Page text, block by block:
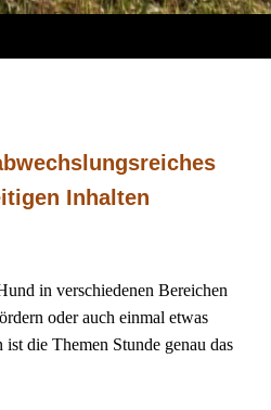
Inhalten
in verschiedenen Bereichen
oder auch einmal etwas
die Themen Stunde genau das